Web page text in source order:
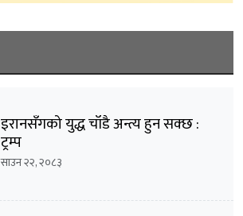
इरानसँगको युद्ध चाँडै अन्त्य हुन सक्छ :
ट्रम्प
साउन २२, २०८३